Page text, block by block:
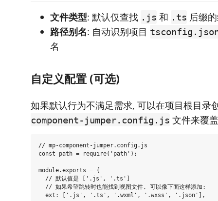
文件类型: 默认仅查找 .js 和 .ts 后缀
路径别名: 自动识别项目
名
自定义配置 (可选)
如果默认行为不满足需求, 可以在项目根目录
component-jumper.config.js 文件来覆
// mp-component-jumper.config.js
const path = require('path');
module.exports = {
  // 默认值是 ['.js', '.ts']
  // 如果希望跳转时也能找到视图文件, 可以像下面这样添加:
  ext: ['.js', '.ts', '.wxml', '.wxss', '.json'],